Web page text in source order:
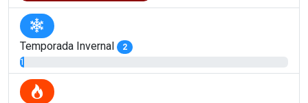
Temporada Invernal
2
1.61%